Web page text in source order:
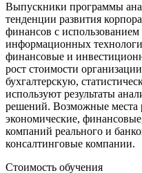
Выпускники программы
тенденции развития
финансов с
информационных
финансовые и
рост стоимости
бухгалтерскую,
используют результаты
решений. Возможные места
экономические,
компаний реального и
консалтинговые компании.
Стоимость обучения